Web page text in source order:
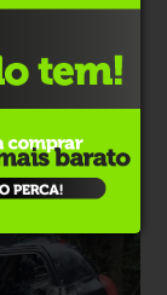
por
tinha 33 anos e